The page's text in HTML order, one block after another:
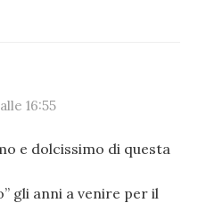
16:55
e dolcissimo di questa
gli anni a venire per il